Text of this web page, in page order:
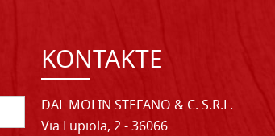
KONTAKTE
DAL MOLIN STEFANO & C. S.R.L.
Via Lupiola, 2 - 36066